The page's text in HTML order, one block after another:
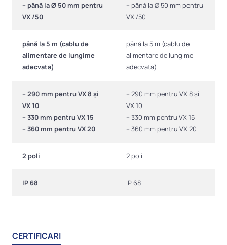
– până la Ø 50 mm pentru
VX /50
– până la Ø 50 mm pentru
VX /50
până la 5 m (cablu de
alimentare de lungime
adecvata)
până la 5 m (cablu de
alimentare de lungime
adecvata)
– 290 mm pentru VX 8 și
VX 10
– 330 mm pentru VX 15
– 360 mm pentru VX 20
– 290 mm pentru VX 8 și
VX 10
– 330 mm pentru VX 15
– 360 mm pentru VX 20
2 poli 2 poli
IP 68 IP 68
CERTIFICARI